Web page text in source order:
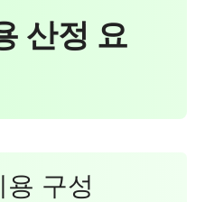
산정 요
구성